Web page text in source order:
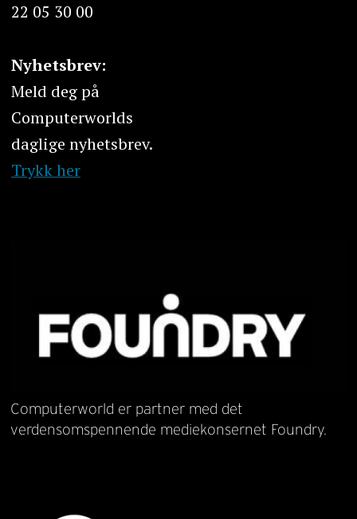
22 05 30 00
Nyhetsbrev:
Meld deg på
Computerworlds
daglige nyhetsbrev.
Trykk her
Computerworld er partner med det
verdensomspennende mediekonsernet Foundry.